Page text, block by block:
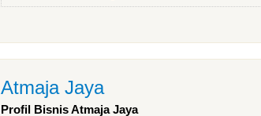
Atmaja Jaya
Profil Bisnis Atmaja Jaya